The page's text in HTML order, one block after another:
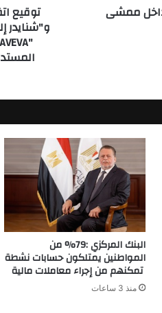
داخل ممشى
منصة
"AVEVA"
بمشروع
إلمونت
الجلالة
توقيع
و"شنايدر
البنك المركزي :79% من
المواطنين يمتلكون حسابات نشطة
تمكنهم من إجراء معاملات مالية
منذ 3 ساعات